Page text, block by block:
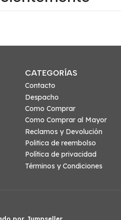
CATEGORÍAS
Contacto
Despacho
Como Comprar
Como Comprar al Mayor
Reclamos y Devolución
Politica de reembolso
Política de privacidad
Términos y Condiciones